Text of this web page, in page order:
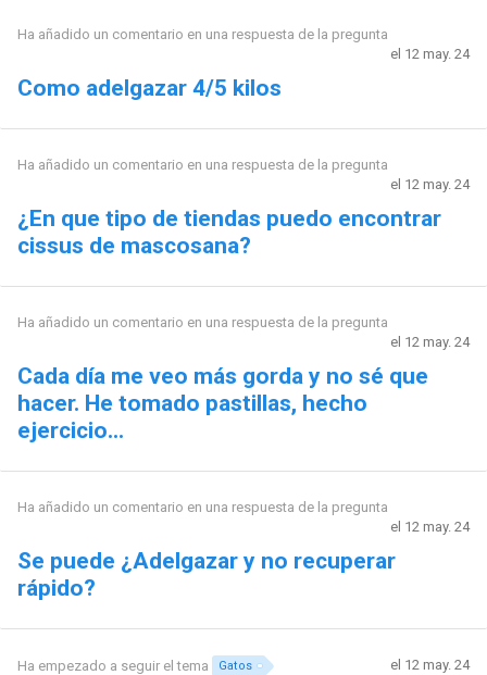
Ha añadido un comentario en una respuesta de la pregunta
el 12 may. 24
Como adelgazar 4/5 kilos
Ha añadido un comentario en una respuesta de la pregunta
el 12 may. 24
¿En que tipo de tiendas puedo encontrar
cissus de mascosana?
Ha añadido un comentario en una respuesta de la pregunta
el 12 may. 24
Cada día me veo más gorda y no sé que
hacer. He tomado pastillas, hecho
ejercicio...
Ha añadido un comentario en una respuesta de la pregunta
el 12 may. 24
Se puede ¿Adelgazar y no recuperar
rápido?
Ha empezado a seguir el tema Gatos el 12 may. 24